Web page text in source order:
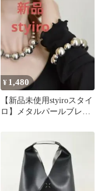
¥ 1,480
【新品未使用styiroスタイ
ロ】メタルパールブレス